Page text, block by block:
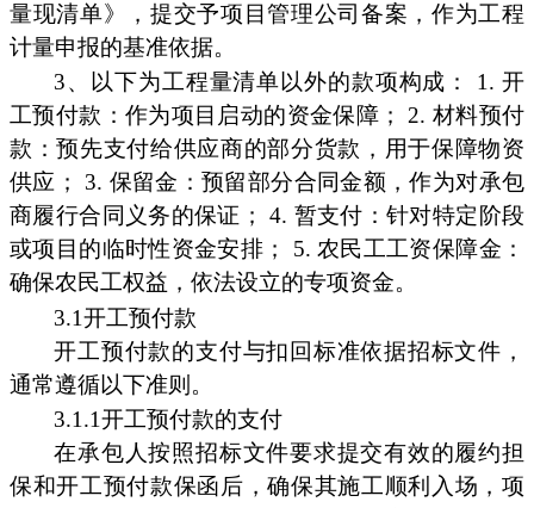
量现清单》，提交予项目管理公司备案，作为工程
计量申报的基准依据。
3、以下为工程量清单以外的款项构成： 1. 开
工预付款：作为项目启动的资金保障； 2. 材料预付
款：预先支付给供应商的部分货款，用于保障物资
供应； 3. 保留金：预留部分合同金额，作为对承包
商履行合同义务的保证； 4. 暂支付：针对特定阶段
或项目的临时性资金安排； 5. 农民工工资保障金：
确保农民工权益，依法设立的专项资金。
3.1开工预付款
开工预付款的支付与扣回标准依据招标文件，
通常遵循以下准则。
3.1.1开工预付款的支付
在承包人按照招标文件要求提交有效的履约担
保和开工预付款保函后，确保其施工顺利入场，项